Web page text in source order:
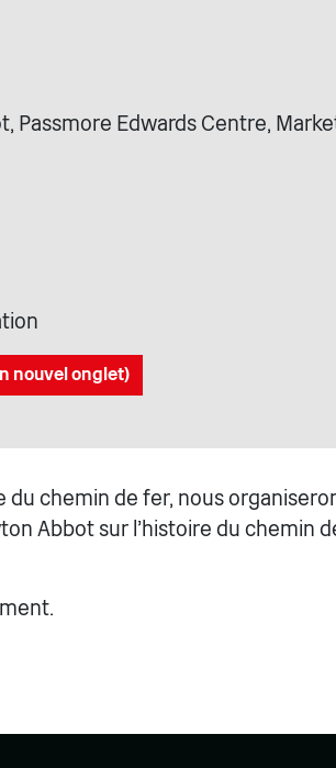
Passmore Edwards Centre,
nouvel onglet)
chemin de fer, nous
Abbot sur l'histoire du chemin